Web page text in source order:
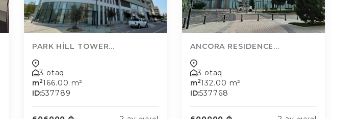
PARK HİLL TOWER...
3 otaq
m2166.00 m²
ID:537789
ANCORA RESIDENCE...
3 otaq
m2132.00 m²
ID:537768